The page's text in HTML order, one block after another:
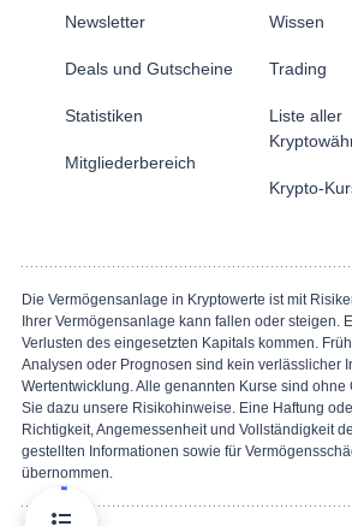
Newsletter
Deals und Gutscheine
Statistiken
Mitgliederbereich
Wissen
Trading
Liste aller
Krypto-
Die Vermögensanlage in Kryptowerte ist mit
Ihrer Vermögensanlage kann fallen oder steigen.
Verlusten des eingesetzten Kapitals kommen.
Analysen oder Prognosen sind kein verlässlicher
Wertentwicklung. Alle genannten Kurse sind ohne
Sie dazu unsere Risikohinweise. Eine Haftung
Richtigkeit, Angemessenheit und Vollständigkeit
gestellten Informationen sowie für
übernommen.